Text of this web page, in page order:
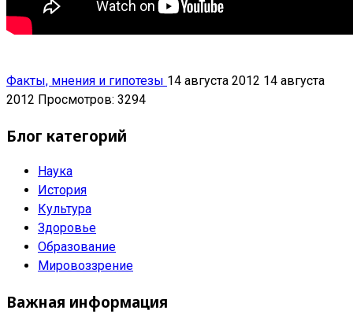
Факты, мнения и гипотезы 14 августа 2012 14 августа
2012 Просмотров: 3294
Блог категорий
Наука
История
Культура
Здоровье
Образование
Мировоззрение
Важная информация